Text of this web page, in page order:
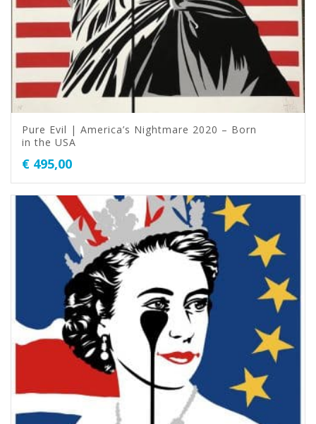
Pure Evil | America’s Nightmare 2020 – Born
in the USA
€ 495,00